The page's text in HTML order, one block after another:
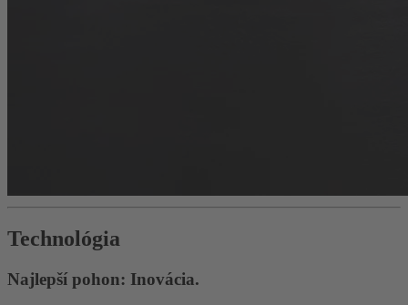
Technológia
Najlepší pohon: Inovácia.